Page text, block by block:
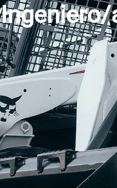
Ingeniero/